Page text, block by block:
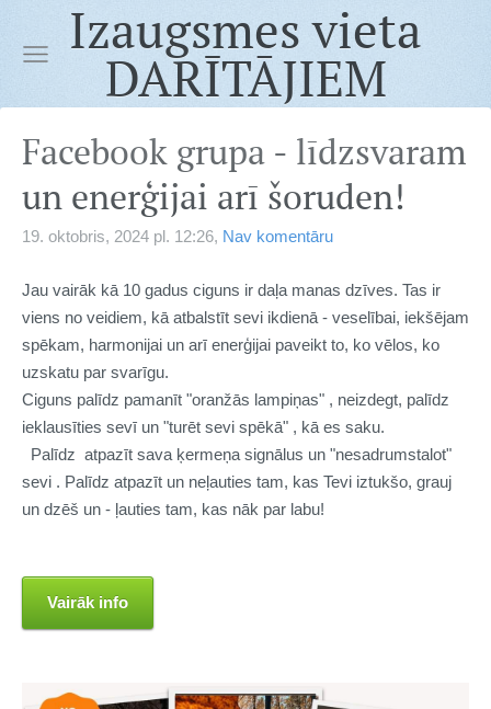
Izaugsmes vieta
DARĪTĀJIEM
Facebook grupa - līdzsvaram
un enerģijai arī šoruden!
19. oktobris, 2024 pl. 12:26, Nav komentāru
Jau vairāk kā 10 gadus ciguns ir daļa manas dzīves. Tas ir
viens no veidiem, kā atbalstīt sevi ikdienā - veselībai, iekšējam
spēkam, harmonijai un arī enerģijai paveikt to, ko vēlos, ko
uzskatu par svarīgu.
Ciguns palīdz pamanīt "oranžās lampiņas" , neizdegt, palīdz
ieklausīties sevī un "turēt sevi spēkā" , kā es saku.
Palīdz atpazīt sava ķermeņa signālus un "nesadrumstalot"
sevi . Palīdz atpazīt un neļauties tam, kas Tevi iztukšo, grauj
un dzēš un - ļauties tam, kas nāk par labu!
Vairāk info